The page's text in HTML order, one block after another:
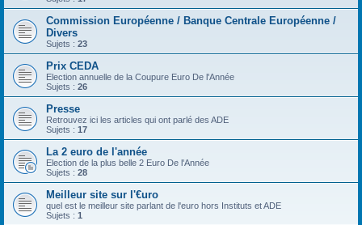
Commission Européenne / Banque Centrale Européenne /
Divers
Sujets : 23
Prix CEDA
Election annuelle de la Coupure Euro De l'Année
Sujets : 26
Presse
Retrouvez ici les articles qui ont parlé des ADE
Sujets : 17
La 2 euro de l'année
Election de la plus belle 2 Euro De l'Année
Sujets : 28
Meilleur site sur l'€uro
quel est le meilleur site parlant de l'euro hors Instituts et ADE
Sujets : 1